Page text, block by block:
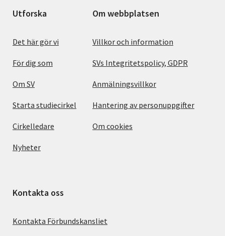
Utforska
Det här gör vi
För dig som
Om SV
Starta studiecirkel
Cirkelledare
Nyheter
Om webbplatsen
Villkor och information
SVs Integritetspolicy, GDPR
Anmälningsvillkor
Hantering av personuppgifter
Om cookies
Kontakta oss
Kontakta Förbundskansliet